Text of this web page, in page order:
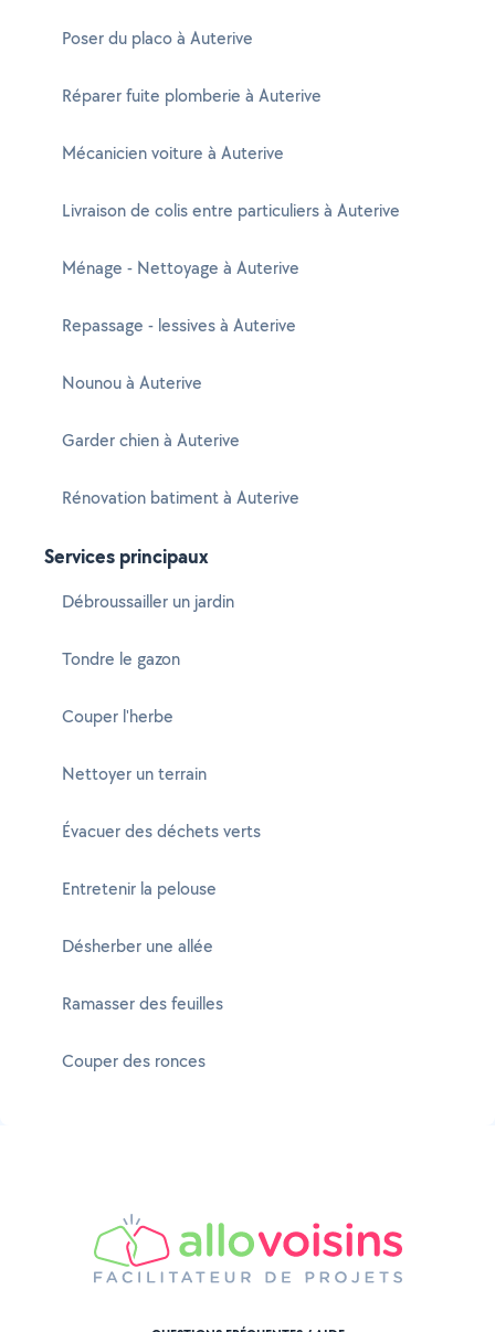
Poser du placo à Auterive
Réparer fuite plomberie à Auterive
Mécanicien voiture à Auterive
Livraison de colis entre particuliers à Auterive
Ménage - Nettoyage à Auterive
Repassage - lessives à Auterive
Nounou à Auterive
Garder chien à Auterive
Rénovation batiment à Auterive
Services principaux
Débroussailler un jardin
Tondre le gazon
Couper l'herbe
Nettoyer un terrain
Évacuer des déchets verts
Entretenir la pelouse
Désherber une allée
Ramasser des feuilles
Couper des ronces